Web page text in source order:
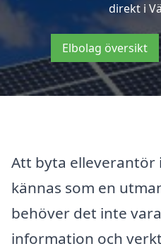
direkt i
Elbolag översikt
Att byta elleverantör
kännas som en
behöver det inte
information och